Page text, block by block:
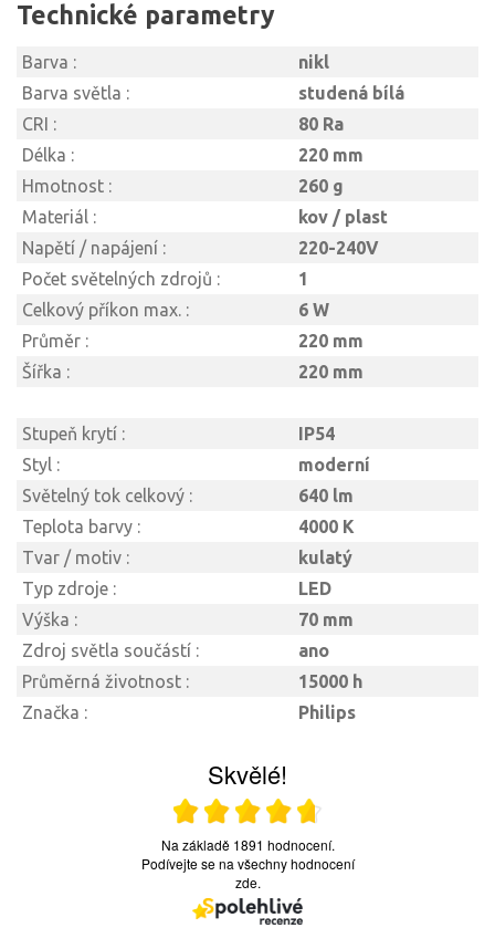
Technické parametry
Barva :
nikl
Barva světla :
studená bílá
CRI :
80 Ra
Délka :
220 mm
Hmotnost :
260 g
Materiál :
kov / plast
Napětí / napájení :
220-240V
Počet světelných zdrojů :
1
Celkový příkon max. :
6 W
Průměr :
220 mm
Šířka :
220 mm
Stupeň krytí :
IP54
Styl :
moderní
Světelný tok celkový :
640 lm
Teplota barvy :
4000 K
Tvar / motiv :
kulatý
Typ zdroje :
LED
Výška :
70 mm
Zdroj světla součástí :
ano
Průměrná životnost :
15000 h
Značka :
Philips